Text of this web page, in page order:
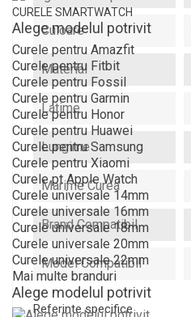
CURELE SMARTWATCH
Alege modelul potrivit
Curele pentru Amazfit
Curele pentru Fitbit
Curele pentru Fossil
Curele pentru Garmin
Curele pentru Honor
Curele pentru Huawei
Curele pentru Samsung
Curele pentru Xiaomi
Curele pt Apple Watch
Curele universale 14mm
Curele universale 16mm
Curele universale 18mm
Curele universale 20mm
Curele universale 22mm
Mai multe branduri
Alege modelul potrivit
Culoare
Material
Latime
Lungime
Marime Curea
Brand Compatibil
Model Compatibil
Referinte specifice